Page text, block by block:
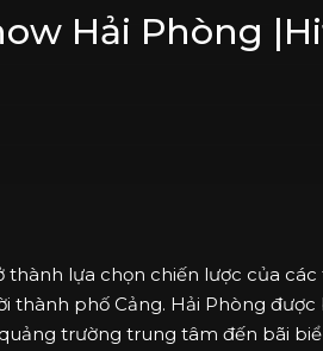
Hải Phòng
thành lựa chọn chiến lược của
phố Cảng. Hải Phòng
trường trung tâm đến bãi